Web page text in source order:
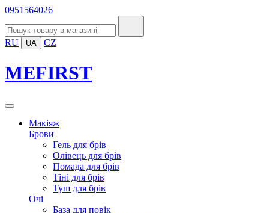
0951564026
RU UA CZ
MEFIRST
Макіяж
Брови
Гель для брів
Олівець для брів
Помада для брів
Тіні для брів
Туш для брів
Очі
База для повік